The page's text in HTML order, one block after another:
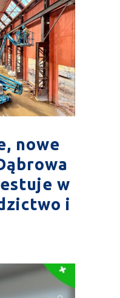
nowe
w
i